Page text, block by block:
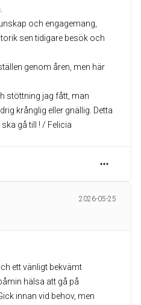
och engagemang,
sen tidigare besök och
genom åren, men här
stöttning jag fått, man
krånglig eller gnällig. Detta
gå till ! / Felicia
2026-05-25
ett vänligt bekvämt
hälsa att gå på
innan vid behov, men